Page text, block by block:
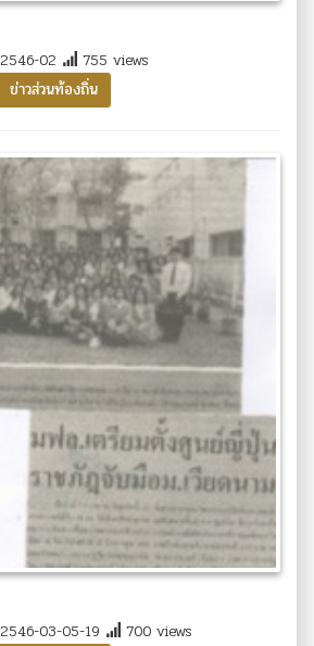
2546-02
755 views
ข่าวส่วนท้องถิ่น
2546-03-05-19
700 views